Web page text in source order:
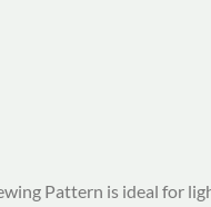
Pattern is ideal for